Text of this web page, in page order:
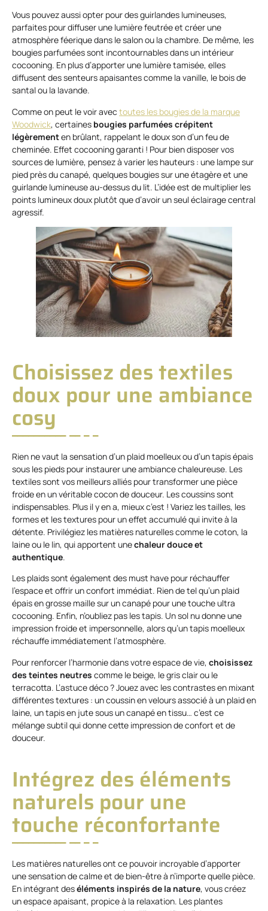
Vous pouvez aussi opter pour des guirlandes lumineuses,
parfaites pour diffuser une lumière feutrée et créer une
atmosphère féerique dans le salon ou la chambre. De même, les
bougies parfumées sont incontournables dans un intérieur
cocooning. En plus d’apporter une lumière tamisée, elles
diffusent des senteurs apaisantes comme la vanille, le bois de
santal ou la lavande.
Comme on peut le voir avec toutes les bougies de la marque
Woodwick, certaines bougies parfumées crépitent
légèrementen brûlant, rappelant le doux son d’un feu de
cheminée. Effet cocooning garanti ! Pour bien disposer vos
sources de lumière, pensez à varier les hauteurs : une lampe sur
pied près du canapé, quelques bougies sur une étagère et une
guirlande lumineuse au-dessus du lit. L’idée est de multiplier les
points lumineux doux plutôt que d’avoir un seul éclairage central
agressif.
Choisissez des textiles
doux pour une ambiance
cosy
Rien ne vaut la sensation d’un plaid moelleux ou d’un tapis épais
sous les pieds pour instaurer une ambiance chaleureuse. Les
textiles sont vos meilleurs alliés pour transformer une pièce
froide en un véritable cocon de douceur. Les coussins sont
indispensables. Plus il y en a, mieux c’est ! Variez les tailles, les
formes et les textures pour un effet accumulé qui invite à la
détente. Privilégiez les matières naturelles comme le coton, la
laine ou le lin, qui apportent unechaleur douce et
authentique.
Les plaids sont également des must have pour réchauffer
l’espace et offrir un confort immédiat. Rien de tel qu’un plaid
épais en grosse maille sur un canapé pour une touche ultra
cocooning. Enfin, n’oubliez pas les tapis. Un sol nu donne une
impression froide et impersonnelle, alors qu’un tapis moelleux
réchauffe immédiatement l’atmosphère.
Pour renforcer l’harmonie dans votre espace de vie, choisissez
des teintes neutres comme le beige, le gris clair ou le
terracotta. L’astuce déco ? Jouez avec les contrastes en mixant
différentes textures : un coussin en velours associé à un plaid en
laine, un tapis en jute sous un canapé en tissu… c’est ce
mélange subtil qui donne cette impression de confort et de
douceur.
Intégrez des éléments
naturels pour une
touche réconfortante
Les matières naturelles ont ce pouvoir incroyable d’apporter
une sensation de calme et de bien-être à n’importe quelle pièce.
En intégrant deséléments inspirés de la nature, vous créez
un espace apaisant, propice à la relaxation. Les plantes